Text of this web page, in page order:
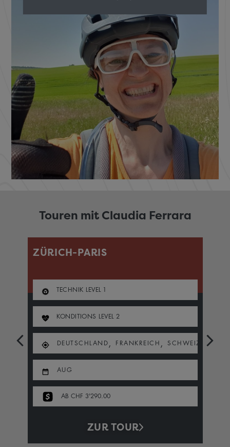
Touren mit Claudia Ferrara
ZÜRICH-PARIS
TECHNIK LEVEL 1
KONDITIONS LEVEL 2
DEUTSCHLAND FRANKREICH SCHWEIZ
AUG
AB CHF 3'290.00
ZUR TOUR